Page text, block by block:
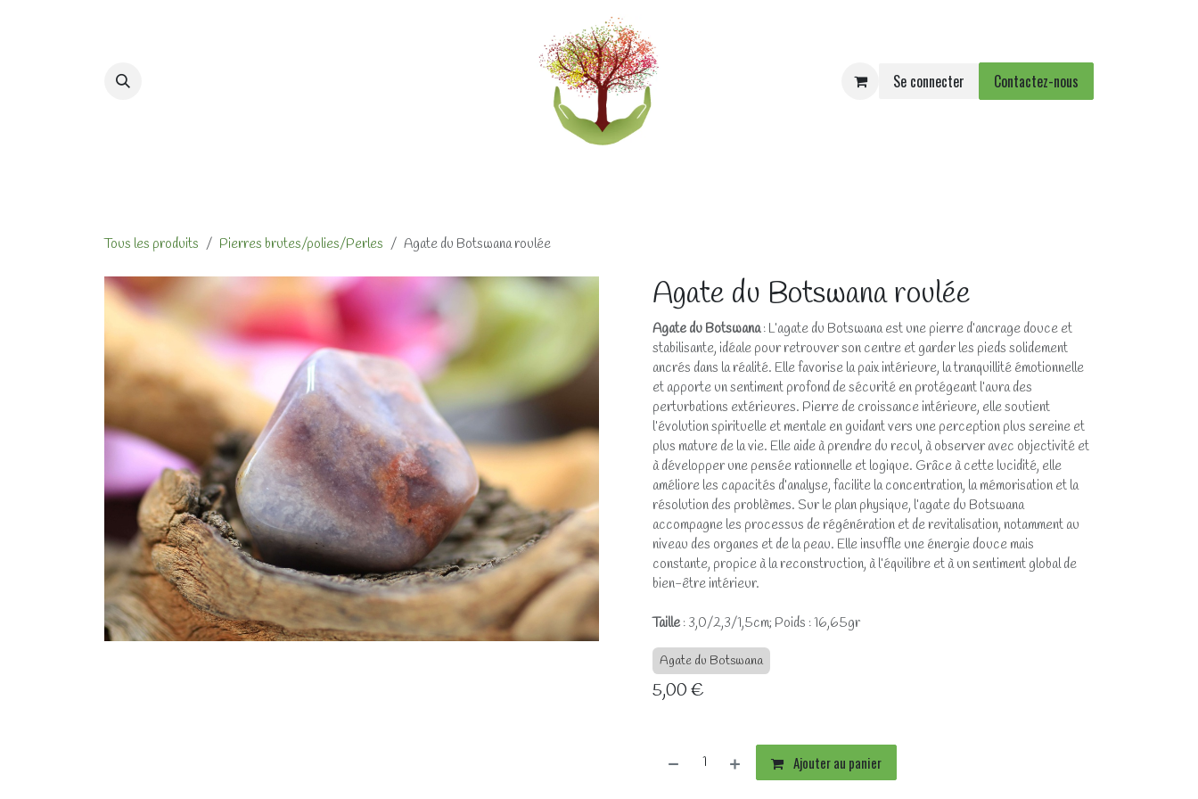
Se connecter Contactez-nous
Tous les produits Pierres brutes/polies/Perles Agate du Botswana roulée
Agate du Botswana roulée
Agate du Botswana: L’agate du Botswana est une pierre d’ancrage douce et
stabilisante, idéale pour retrouver son centre et garder les pieds solidement
ancrés dans la réalité. Elle favorise la paix intérieure, la tranquillité émotionnelle
et apporte un sentiment profond de sécurité en protégeant l’aura des
perturbations extérieures. Pierre de croissance intérieure, elle soutient
l’évolution spirituelle et mentale en guidant vers une perception plus sereine et
plus mature de la vie. Elle aide à prendre du recul, à observer avec objectivité et
à développer une pensée rationnelle et logique. Grâce à cette lucidité, elle
améliore les capacités d’analyse, facilite la concentration, la mémorisation et la
résolution des problèmes. Sur le plan physique, l’agate du Botswana
accompagne les processus de régénération et de revitalisation, notamment au
niveau des organes et de la peau. Elle insuffle une énergie douce mais
constante, propice à la reconstruction, à l’équilibre et à un sentiment global de
bien-être intérieur.
Taille : 3,0/2,3/1,5cm; Poids : 16,65gr
Agate du Botswana
5,00€
Ajouter au panier